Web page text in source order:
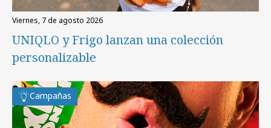
viernes, 7 de agosto 2026
UNIQLO y Frigo lanzan una colección
personalizable
Campañas